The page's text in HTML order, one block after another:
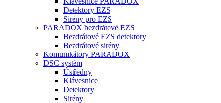
Detektory EZS
Sirény pro EZS
PARADOX bezdrátové EZS
Bezdrátové EZS detektory
Bezdrátové sirény
Komunikátory PARADOX
DSC systém
Ústředny
Klávesnice
Detektory
Sirény